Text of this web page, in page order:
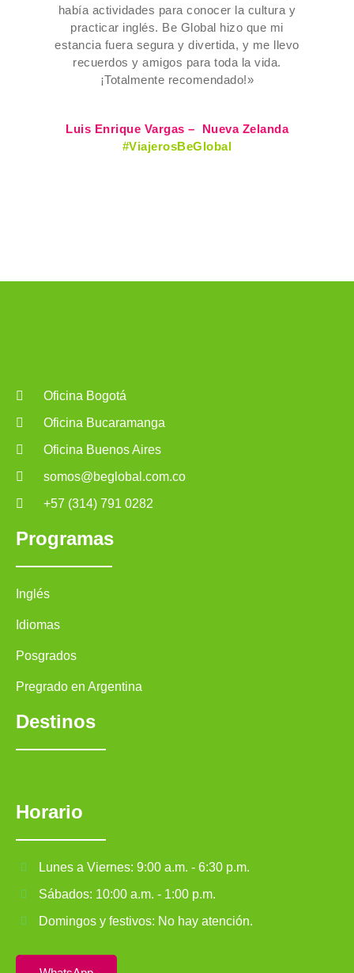
había actividades para conocer la cultura y
practicar inglés. Be Global hizo que mi
estancia fuera segura y divertida, y me llevo
recuerdos y amigos para toda la vida.
¡Totalmente recomendado!»
Luis Enrique Vargas – Nueva Zelanda
#ViajerosBeGlobal
Oficina Bogotá
Oficina Bucaramanga
Oficina Buenos Aires
somos@beglobal.com.co
+57 (314) 791 0282
Programas
Inglés
Idiomas
Posgrados
Pregrado en Argentina
Destinos
Horario
Lunes a Viernes: 9:00 a.m. - 6:30 p.m.
Sábados: 10:00 a.m. - 1:00 p.m.
Domingos y festivos: No hay atención.